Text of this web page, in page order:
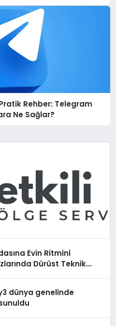
Rehber: Telegram
Ne Sağlar?
Evin Ritmini
Dürüst Teknik
dünya genelinde